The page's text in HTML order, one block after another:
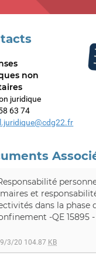
non
juridique
63 74
et
dans la phase
-QE 15895
3/20 104.87 KB